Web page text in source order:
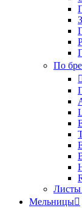
По
Листы
Мельницы